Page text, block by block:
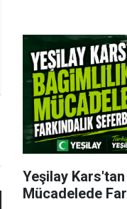
Yeşilay Kars'tan
Mücadelede